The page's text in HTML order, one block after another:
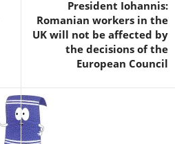
President Iohannis:
Romanian workers in the
UK will not be affected by
the decisions of the
European Council